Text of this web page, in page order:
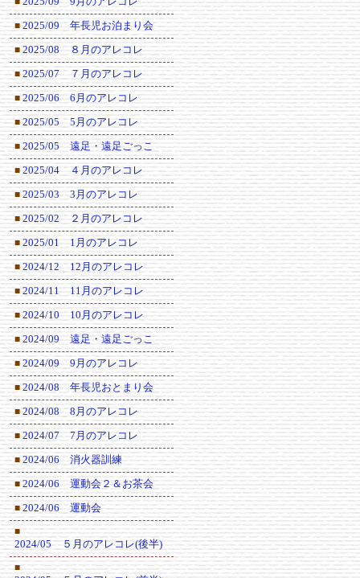
■ 2025/09 年長児お泊まり会
■ 2025/08 ８月のアレコレ
■ 2025/07 ７月のアレコレ
■ 2025/06 6月のアレコレ
■ 2025/05 5月のアレコレ
■ 2025/05 遠足・遠足ごっこ
■ 2025/04 ４月のアレコレ
■ 2025/03 3月のアレコレ
■ 2025/02 ２月のアレコレ
■ 2025/01 1月のアレコレ
■ 2024/12 12月のアレコレ
■ 2024/11 11月のアレコレ
■ 2024/10 10月のアレコレ
■ 2024/09 遠足・遠足ごっこ
■ 2024/09 9月のアレコレ
■ 2024/08 年長児おとまり会
■ 2024/08 8月のアレコレ
■ 2024/07 7月のアレコレ
■ 2024/06 消火器訓練
■ 2024/06 運動会２＆お茶会
■ 2024/06 運動会
■
2024/05 ５月のアレコレ(後半)
■